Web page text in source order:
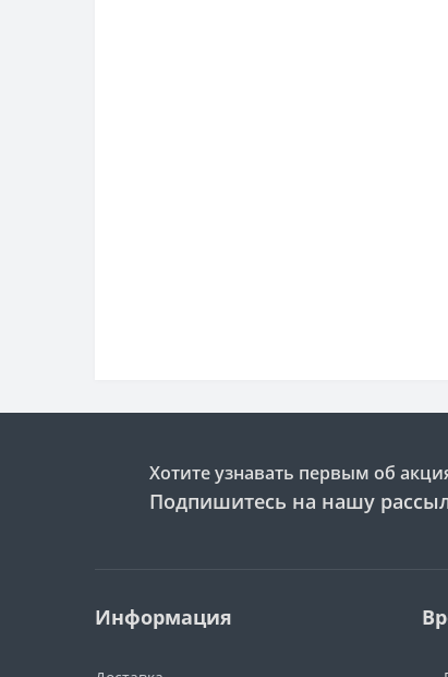
Хотите узнавать первым об
Подпишитесь на нашу
Информация